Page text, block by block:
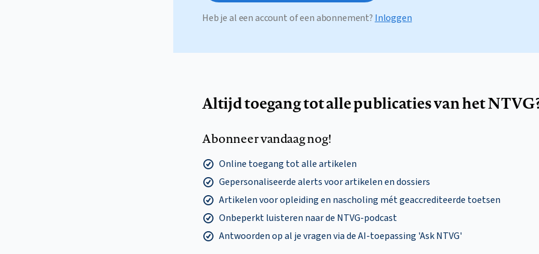
Heb je al een account of een abonnement? Inloggen
Altijd toegang tot alle publicaties van het
Abonneer vandaag nog!
Online toegang tot alle artikelen
Gepersonaliseerde alerts voor artikelen en dossiers
Artikelen voor opleiding en nascholing mét geaccrediteerde toetsen
Onbeperkt luisteren naar de NTVG-podcast
Antwoorden op al je vragen via de AI-toepassing 'Ask NTVG'